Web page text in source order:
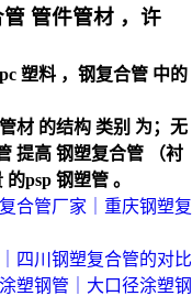
管 管件管材 ，许
pc 塑料 ，钢复合管 中的
材 的结构 类别 为；无
提高 钢塑复合管
（衬
的psp 钢塑管 。
合管厂家｜重庆钢塑复
四川钢塑复合管的对比
塑钢管｜大口径涂塑钢